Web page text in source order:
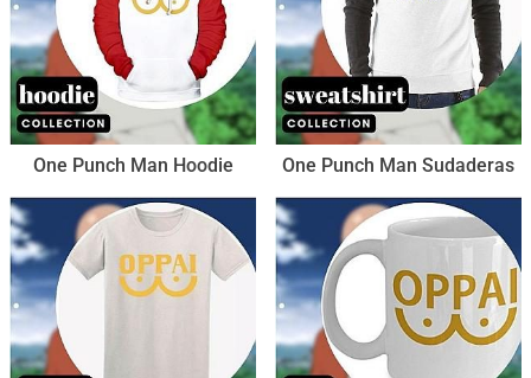
One Punch Man Hoodie One Punch Man Sudaderas